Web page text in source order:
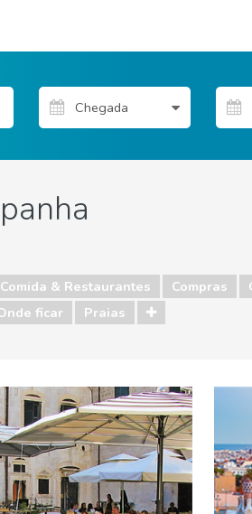
Comida & Restaurantes Compras
ficar Praias
família Desportos e aventura